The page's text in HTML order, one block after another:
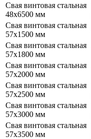
Свая винтовая стальная
48х6500 мм
Свая винтовая стальная
57х1500 мм
Свая винтовая стальная
57х1800 мм
Свая винтовая стальная
57х2000 мм
Свая винтовая стальная
57х2500 мм
Свая винтовая стальная
57х3000 мм
Свая винтовая стальная
57х3500 мм